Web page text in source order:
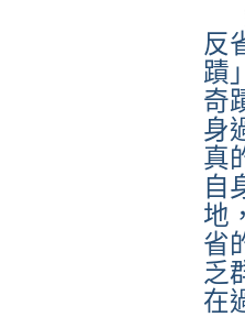
反
蹟
奇
身
真
自
地
省
乏
在